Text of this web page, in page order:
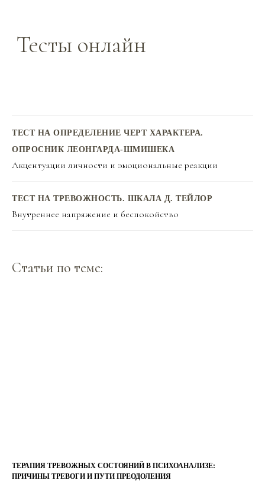
Тесты онлайн
ТЕСТ НА ОПРЕДЕЛЕНИЕ ЧЕРТ ХАРАКТЕРА.
ОПРОСНИК ЛЕОНГАРДА-ШМИШЕКА
Акцентуации личности и эмоциональные реакции
ТЕСТ НА ТРЕВОЖНОСТЬ. ШКАЛА Д. ТЕЙЛОР
Внутреннее напряжение и беспокойство
Статьи по теме:
ТЕРАПИЯ ТРЕВОЖНЫХ СОСТОЯНИЙ В ПСИХОАНАЛИЗЕ:
ПРИЧИНЫ ТРЕВОГИ И ПУТИ ПРЕОДОЛЕНИЯ